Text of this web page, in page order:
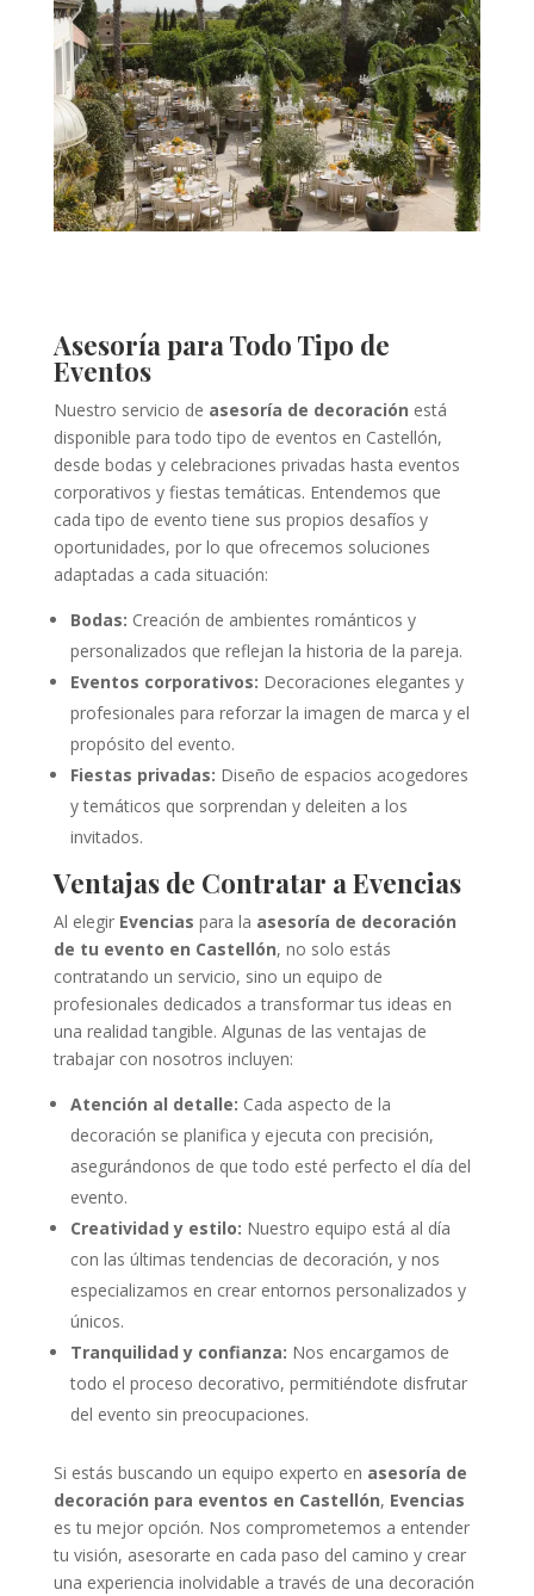
Asesoría para Todo Tipo de
Eventos
Nuestro servicio de asesoría de decoración está
disponible para todo tipo de eventos en Castellón,
desde bodas y celebraciones privadas hasta eventos
corporativos y fiestas temáticas. Entendemos que
cada tipo de evento tiene sus propios desafíos y
oportunidades, por lo que ofrecemos soluciones
adaptadas a cada situación:
Bodas: Creación de ambientes románticos y
personalizados que reflejan la historia de la pareja.
Eventos corporativos: Decoraciones elegantes y
profesionales para reforzar la imagen de marca y el
propósito del evento.
Fiestas privadas: Diseño de espacios acogedores
y temáticos que sorprendan y deleiten a los
invitados.
Ventajas de Contratar a Evencias
Al elegir Evencias para la asesoría de decoración
de tu evento en Castellón, no solo estás
contratando un servicio, sino un equipo de
profesionales dedicados a transformar tus ideas en
una realidad tangible. Algunas de las ventajas de
trabajar con nosotros incluyen:
Atención al detalle: Cada aspecto de la
decoración se planifica y ejecuta con precisión,
asegurándonos de que todo esté perfecto el día del
evento.
Creatividad y estilo: Nuestro equipo está al día
con las últimas tendencias de decoración, y nos
especializamos en crear entornos personalizados y
únicos.
Tranquilidad y confianza: Nos encargamos de
todo el proceso decorativo, permitiéndote disfrutar
del evento sin preocupaciones.
Si estás buscando un equipo experto en asesoría de
decoración para eventos en Castellón, Evencias
es tu mejor opción. Nos comprometemos a entender
tu visión, asesorarte en cada paso del camino y crear
una experiencia inolvidable a través de una decoración